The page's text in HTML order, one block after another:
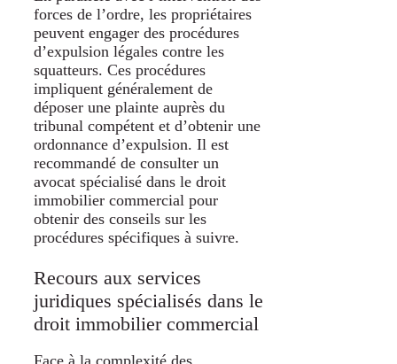
forces de l’ordre, les propriétaires
peuvent engager des procédures
d’expulsion légales contre les
squatteurs. Ces procédures
impliquent généralement de
déposer une plainte auprès du
tribunal compétent et d’obtenir une
ordonnance d’expulsion. Il est
recommandé de consulter un
avocat spécialisé dans le droit
immobilier commercial pour
obtenir des conseils sur les
procédures spécifiques à suivre.
Recours aux services
juridiques spécialisés dans le
droit immobilier commercial